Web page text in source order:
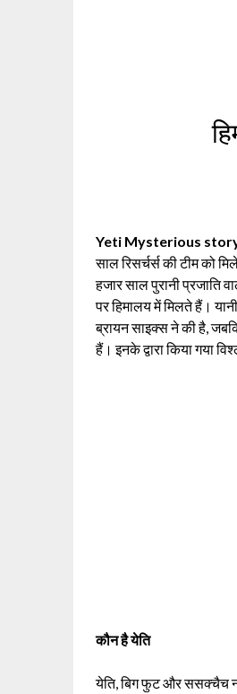
Yeti Mysterious
साल रिसर्चर्स की टीम को
हजार साल पुरानी प्रजाति
पर हिमालय में मिलते हैं।
ब्रायन साइक्स ने की है,
हैं। इनके द्वारा किया गया
कौन है येति
येति, बिग फुट और ससक्चैच